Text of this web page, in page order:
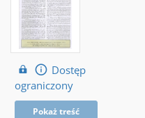
Dostęp
ograniczony
Pokaż treść